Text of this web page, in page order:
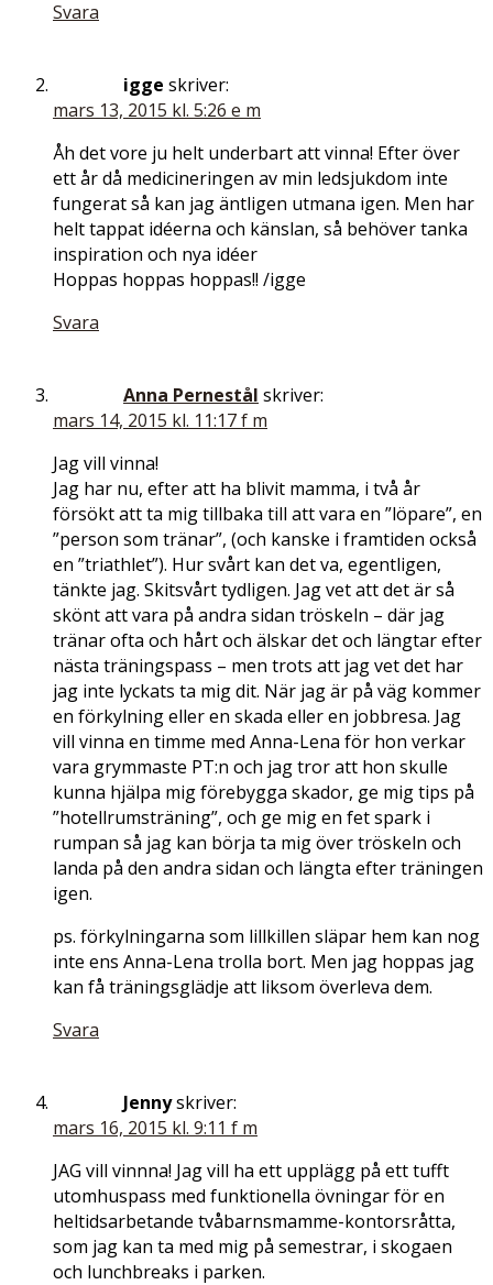
Svara
igge skriver:
mars 13, 2015 kl. 5:26 e m
Åh det vore ju helt underbart att vinna! Efter över
ett år då medicineringen av min ledsjukdom inte
fungerat så kan jag äntligen utmana igen. Men har
helt tappat idéerna och känslan, så behöver tanka
inspiration och nya idéer
Hoppas hoppas hoppas!! /igge
Svara
Anna Pernestål skriver:
mars 14, 2015 kl. 11:17 f m
Jag vill vinna!
Jag har nu, efter att ha blivit mamma, i två år
försökt att ta mig tillbaka till att vara en ”löpare”, en
”person som tränar”, (och kanske i framtiden också
en ”triathlet”). Hur svårt kan det va, egentligen,
tänkte jag. Skitsvårt tydligen. Jag vet att det är så
skönt att vara på andra sidan tröskeln – där jag
tränar ofta och hårt och älskar det och längtar efter
nästa träningspass – men trots att jag vet det har
jag inte lyckats ta mig dit. När jag är på väg kommer
en förkylning eller en skada eller en jobbresa. Jag
vill vinna en timme med Anna-Lena för hon verkar
vara grymmaste PT:n och jag tror att hon skulle
kunna hjälpa mig förebygga skador, ge mig tips på
”hotellrumsträning”, och ge mig en fet spark i
rumpan så jag kan börja ta mig över tröskeln och
landa på den andra sidan och längta efter träningen
igen.
ps. förkylningarna som lillkillen släpar hem kan nog
inte ens Anna-Lena trolla bort. Men jag hoppas jag
kan få träningsglädje att liksom överleva dem.
Svara
Jennyskriver:
mars 16, 2015 kl. 9:11 f m
JAG vill vinnna! Jag vill ha ett upplägg på ett tufft
utomhuspass med funktionella övningar för en
heltidsarbetande tvåbarnsmamme-kontorsråtta,
som jag kan ta med mig på semestrar, i skogaen
och lunchbreaks i parken.